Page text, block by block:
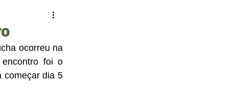
ocorreu na
foi o
começar dia 5